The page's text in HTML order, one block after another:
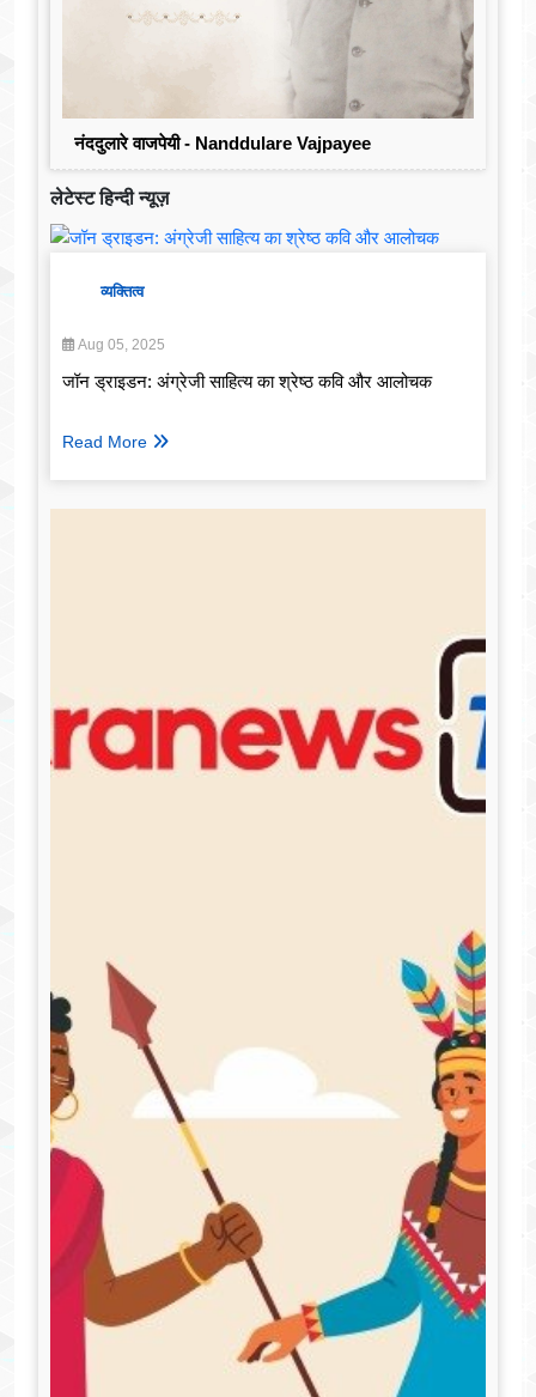
नंददुलारे वाजपेयी - Nanddulare Vajpayee
लेटेस्ट हिन्दी न्यूज़
व्यक्तित्व
Aug 05, 2025
जॉन ड्राइडन: अंग्रेजी साहित्य का श्रेष्ठ कवि और आलोचक
Read More